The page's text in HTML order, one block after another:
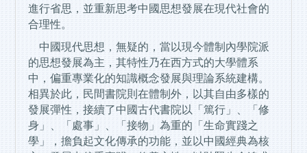
進行省思，並重新思考中國思想發展在現代社會的
合理性。
中國現代思想，無疑的，當以現今體制內學院派
的思想發展為主，其特性乃在西方式的大學體系
中，偏重專業化的知識概念發展與理論系統建構。
相異於此，民間書院則在體制外，以其自由多樣的
發展彈性，接續了中國古代書院以「篤行」、「修
身」、「處事」、「接物」為重的「生命實踐之
學」，擔負起文化傳承的功能，並以中國經典為核